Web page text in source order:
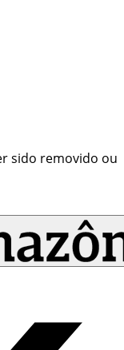
sido removido ou